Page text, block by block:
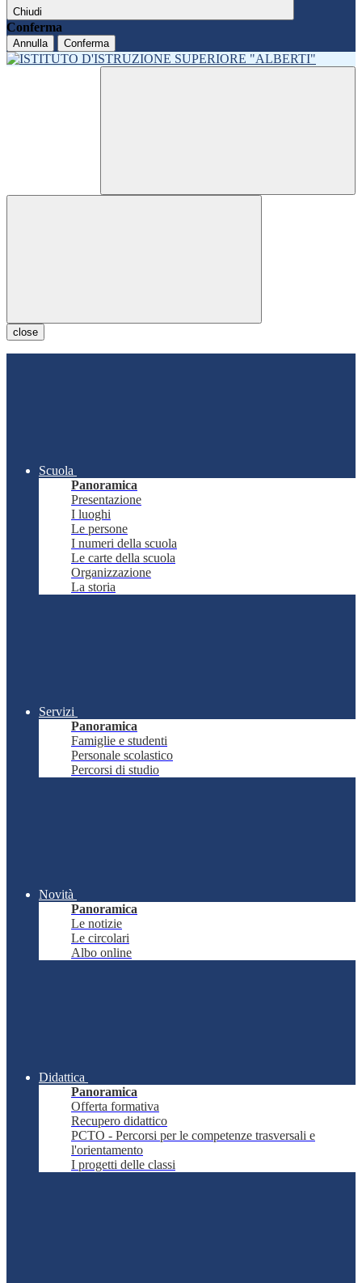
Chiudi
Conferma
Annulla Conferma
close
Scuola
Panoramica
Presentazione
I luoghi
Le persone
I numeri della scuola
Le carte della scuola
Organizzazione
La storia
Servizi
Panoramica
Famiglie e studenti
Personale scolastico
Percorsi di studio
Novità
Panoramica
Le notizie
Le circolari
Albo online
Didattica
Panoramica
Offerta formativa
Recupero didattico
PCTO - Percorsi per le competenze trasversali e
l'orientamento
I progetti delle classi